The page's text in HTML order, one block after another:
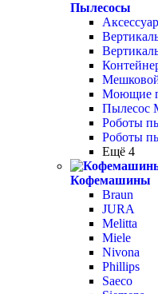
Пылесосы
Моющие
Пылесос
Роботы
Роботы
Ещё 4
Кофемашины
Braun
JURA
Melitta
Miele
Nivona
Phillips
Saeco